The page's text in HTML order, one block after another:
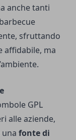
anche tanti
sfruttando
affidabile, ma
GPL
alle aziende,
fonte di